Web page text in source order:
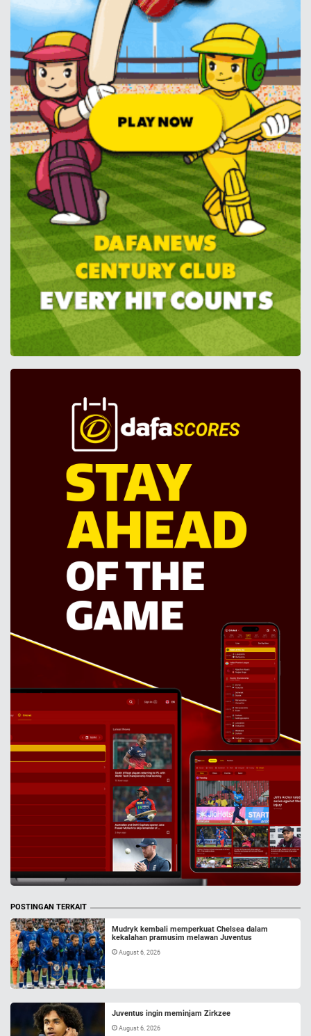
POSTINGAN TERKAIT
Mudryk kembali memperkuat Chelsea dalam
kekalahan pramusim melawan Juventus
August 6, 2026
Juventus ingin meminjam Zirkzee
August 6, 2026